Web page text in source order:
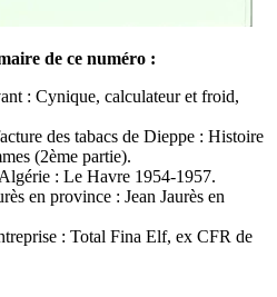
de ce numéro :
: Cynique, calculateur et froid,
des tabacs de Dieppe : Histoire
(2ème partie).
: Le Havre 1954-1957.
en province : Jean Jaurès en
: Total Fina Elf, ex CFR de